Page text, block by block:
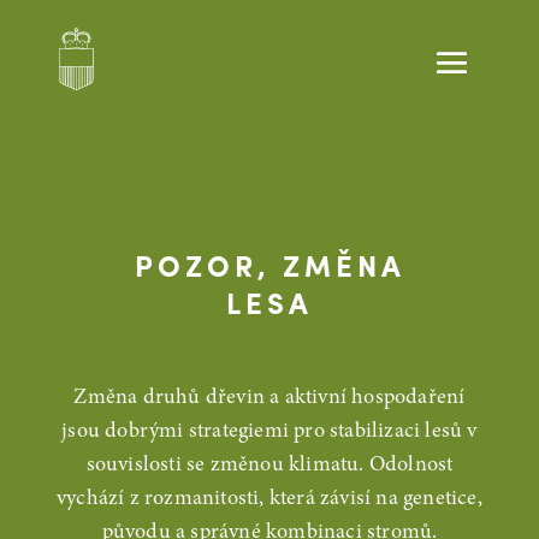
POZOR, ZMĚNA
LESA
Změna druhů dřevin a aktivní hospodaření
jsou dobrými strategiemi pro stabilizaci lesů v
souvislosti se změnou klimatu. Odolnost
vychází z rozmanitosti, která závisí na genetice,
původu a správné kombinaci stromů.